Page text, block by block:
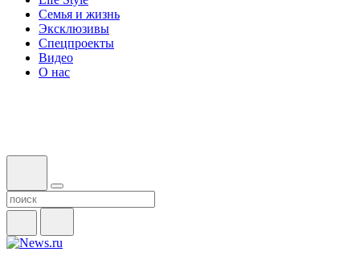
Семья и жизнь
Эксклюзивы
Спецпроекты
Видео
О нас